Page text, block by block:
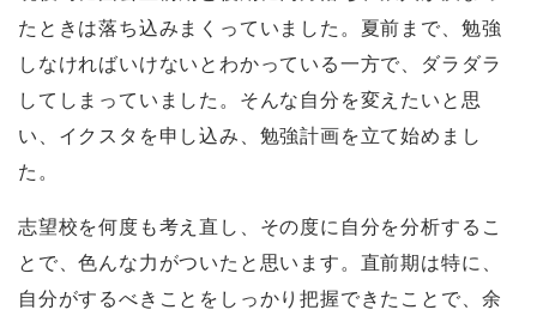
たときは落ち込みまくっていました。夏前まで、勉強
しなければいけないとわかっている一方で、ダラダラ
してしまっていました。そんな自分を変えたいと思
い、イクスタを申し込み、勉強計画を立て始めまし
た。
志望校を何度も考え直し、その度に自分を分析するこ
とで、色んな力がついたと思います。直前期は特に、
自分がするべきことをしっかり把握できたことで、余